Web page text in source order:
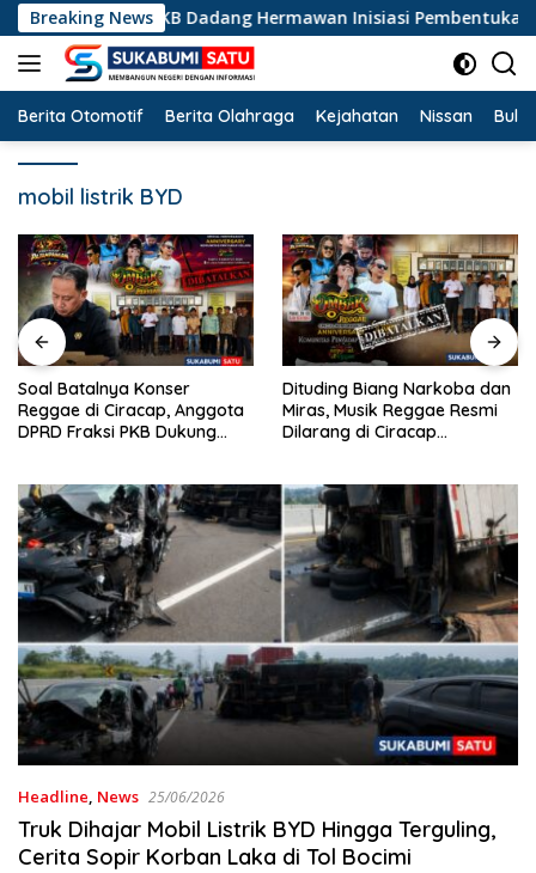
Langsung
ke
konten
Breaking News
PKB Dadang Hermawan Inisiasi Pembentukan Asosiasi
Berita Otomotif Berita Olahraga Kejahatan Nissan
mobil listrik BYD
Soal Batalnya Konser
Reggae di Ciracap, Anggota
DPRD Fraksi PKB Dukung
Dituding Biang Narkoba dan
Miras, Musik Reggae Resmi
Dilarang di Ciracap
Headline, News 25/06/2026
Truk Dihajar Mobil Listrik BYD Hingga Terguling,
Cerita Sopir Korban Laka di Tol Bocimi